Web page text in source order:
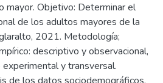
mayor. Objetivo: Determinar el
de los adultos mayores de la
2021. Metodología;
descriptivo y observacional,
y transversal.